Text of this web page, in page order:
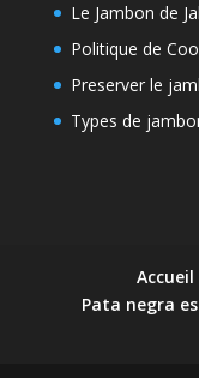
Le Jambon de
Politique de
Preserver le
Types de
Accueil
Pata negra